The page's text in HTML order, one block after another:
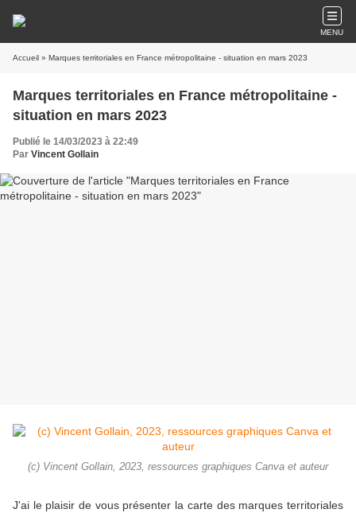
MENU
Accueil » Marques territoriales en France métropolitaine - situation en mars 2023
Marques territoriales en France métropolitaine -
situation en mars 2023
Publié le 14/03/2023 à 22:49
Par Vincent Gollain
(c) Vincent Gollain, 2023, ressources graphiques Canva et auteur
J'ai le plaisir de vous présenter la carte des marques territoriales